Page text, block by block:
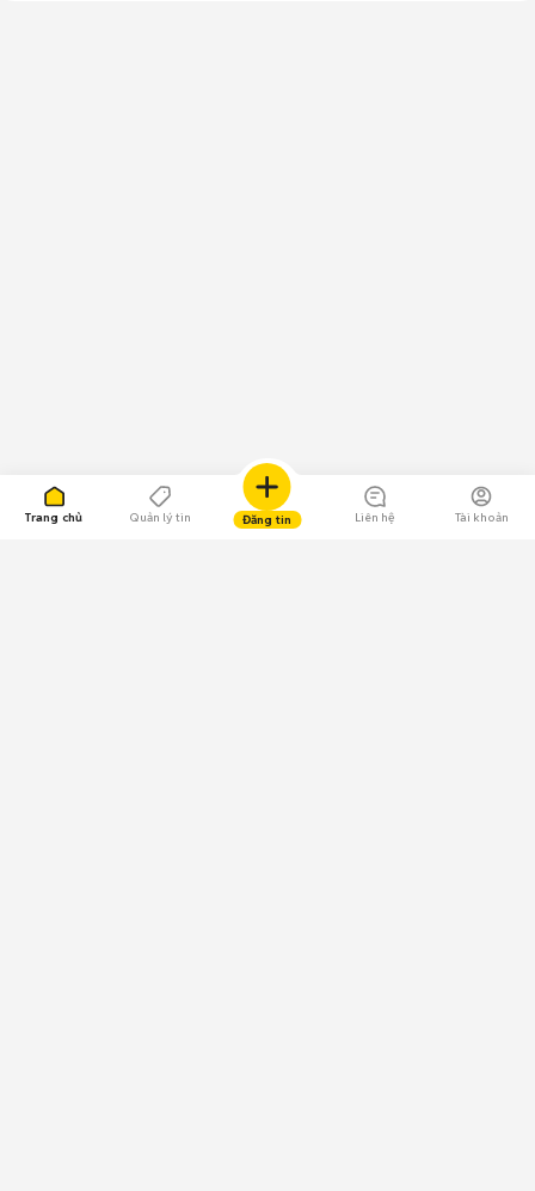
Trang chủ Quản lý tin Đăng tin Liên hệ Tài khoản